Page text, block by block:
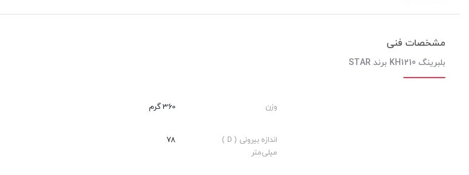
جهت دریافت اطلاعات بیشتر با همکاران واحد فروش
مشخصات فنی
بلبرینگ KH1210 برند STAR
وزن 360 گرم
اندازه بیرونی ( D )
میلی‌متر
78